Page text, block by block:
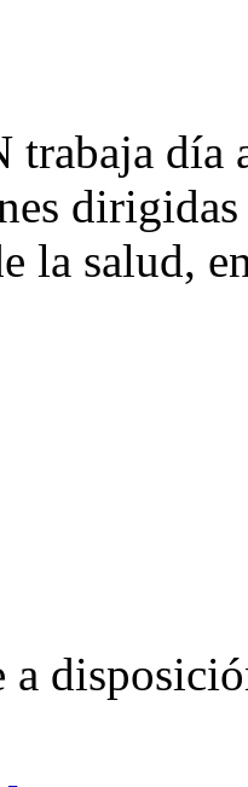
trabaja día
la salud,